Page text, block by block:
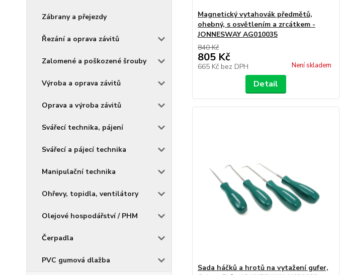
Zábrany a přejezdy
Řezání a oprava závitů
Zalomené a poškozené šrouby
Výroba a oprava závitů
Oprava a výroba závitů
Svářecí technika, pájení
Svářecí a pájecí technika
Manipulační technika
Ohřevy, topidla, ventilátory
Olejové hospodářství / PHM
Čerpadla
PVC gumová dlažba
Magnetický vytahovák předmětů,
ohebný, s osvětlením a zrcátkem -
JONNESWAY AG010035
840 Kč
805 Kč
665 Kč bez DPH Není skladem
Detail
Sada háčků a hrotů na vytažení gufer,